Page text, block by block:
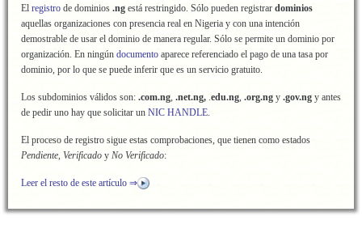
El registro de dominios .ng está restringido. Sólo pueden registrar dominios
aquellas organizaciones con presencia real en Nigeria y con una intención
demostrable de usar el dominio de manera regular. Sólo se permite un dominio por
organización. En ningún documento aparece referenciado el pago de una tasa por
dominio, por lo que se puede inferir que es un servicio gratuito.
Los subdominios válidos son: .com.ng, .net.ng, .edu.ng, .org.ng y .gov.ng y antes
de pedir uno hay que solicitar un NIC HANDLE.
El proceso de registro sigue estas comprobaciones, que tienen como estados
Pendiente, Verificado y No Verificado:
Leer el resto de este artículo ⇒